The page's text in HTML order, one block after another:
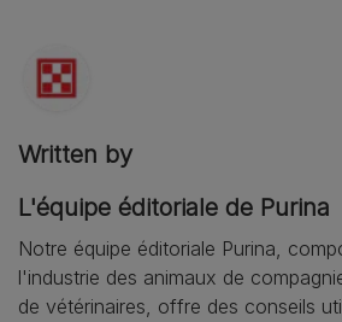
Written by
L'équipe éditoriale de Purina
Notre équipe éditoriale Purina,
l'industrie des animaux de
de vétérinaires, offre des conseils